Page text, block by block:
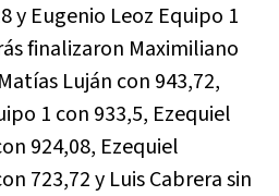
y Eugenio Leoz Equipo 1
finalizaron Maximiliano
Luján con 943,72,
1 con 933,5, Ezequiel
924,08, Ezequiel
723,72 y Luis Cabrera sin